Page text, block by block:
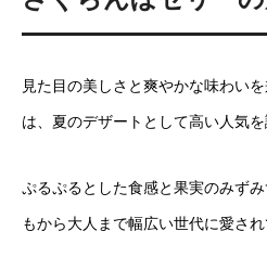
見た目の美しさと爽やかな味わい
は、夏のデザートとして高い人気を
ぷるぷるとした食感と果実のみず
もから大人まで幅広い世代に愛され